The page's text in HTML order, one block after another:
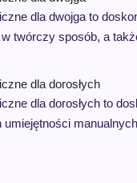
dla dwojga to
twórczy sposób, a
dla dorosłych
dla dorosłych to
umiejętności